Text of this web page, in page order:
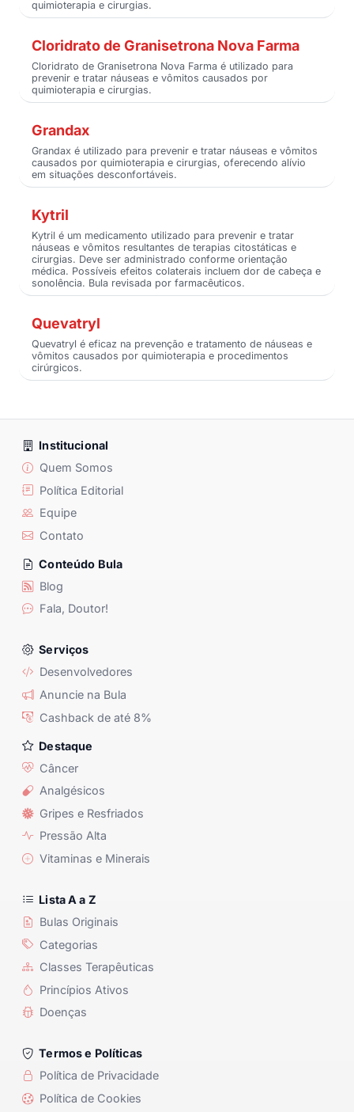
quimioterapia e cirurgias.
Cloridrato de Granisetrona Nova Farma
Cloridrato de Granisetrona Nova Farma é utilizado para
prevenir e tratar náuseas e vômitos causados por
quimioterapia e cirurgias.
Grandax
Grandax é utilizado para prevenir e tratar náuseas e vômitos
causados por quimioterapia e cirurgias, oferecendo alívio
em situações desconfortáveis.
Kytril
Kytril é um medicamento utilizado para prevenir e tratar
náuseas e vômitos resultantes de terapias citostáticas e
cirurgias. Deve ser administrado conforme orientação
médica. Possíveis efeitos colaterais incluem dor de cabeça e
sonolência. Bula revisada por farmacêuticos.
Quevatryl
Quevatryl é eficaz na prevenção e tratamento de náuseas e
vômitos causados por quimioterapia e procedimentos
cirúrgicos.
Institucional
Quem Somos
Política Editorial
Equipe
Contato
Conteúdo Bula
Blog
Fala, Doutor!
Serviços
Desenvolvedores
Anuncie na Bula
Cashback de até 8%
Destaque
Câncer
Analgésicos
Gripes e Resfriados
Pressão Alta
Vitaminas e Minerais
Lista A a Z
Bulas Originais
Categorias
Classes Terapêuticas
Princípios Ativos
Doenças
Termos e Políticas
Política de Privacidade
Política de Cookies